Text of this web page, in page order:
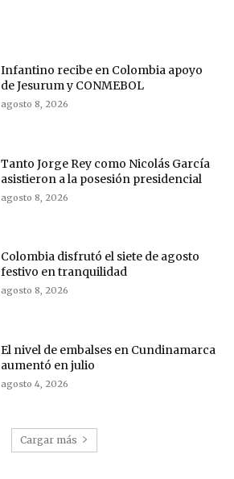
Infantino recibe en Colombia apoyo
de Jesurum y CONMEBOL
agosto 8, 2026
Tanto Jorge Rey como Nicolás García
asistieron a la posesión presidencial
agosto 8, 2026
Colombia disfrutó el siete de agosto
festivo en tranquilidad
agosto 8, 2026
El nivel de embalses en Cundinamarca
aumentó en julio
agosto 4, 2026
Cargar más